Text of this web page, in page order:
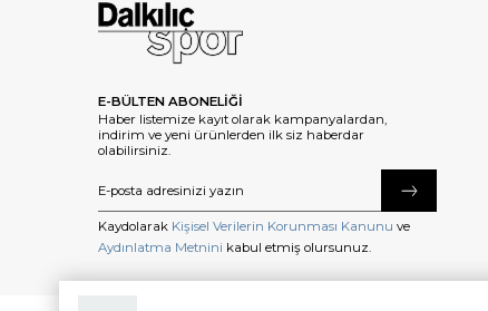
E-BÜLTEN ABONELİĞİ
Haber listemize kayıt olarak kampanyalardan,
indirim ve yeni ürünlerden ilk siz haberdar
olabilirsiniz.
Kaydolarak Kişisel Verilerin Korunması Kanunu ve
Aydınlatma Metnini kabul etmiş olursunuz.